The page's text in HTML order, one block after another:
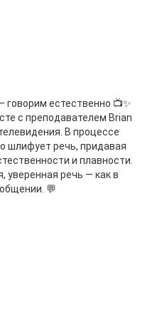
естественно 📺✨
с преподавателем Brian
В процессе
шлифует речь, придавая
и плавности.
уверенная речь — как в
💬